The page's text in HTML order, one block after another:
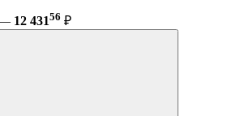
— 12 43156 ₽